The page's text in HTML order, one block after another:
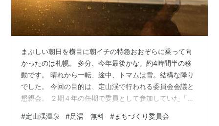
まぶしい朝日を横目に朝イチの特急おおぞらに乗って向
かったのは札幌。 多分、今年最後かな。約4時間半の移
動です。 晴れから一転、途中、トマムは雪。結構な降り
でした。 今回の目的は、定山渓で行われる委員会会議と
懇親会。 ２期４年の任期で委員として参加していた「ま
動ができませんでしたが、そんな中でも学びがあり気づ
#定山渓温泉 #足湯 無料 #まちづくり委員会